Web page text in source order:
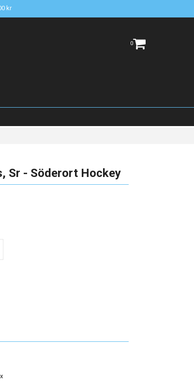
kr
0
Sr - Söderort Hockey